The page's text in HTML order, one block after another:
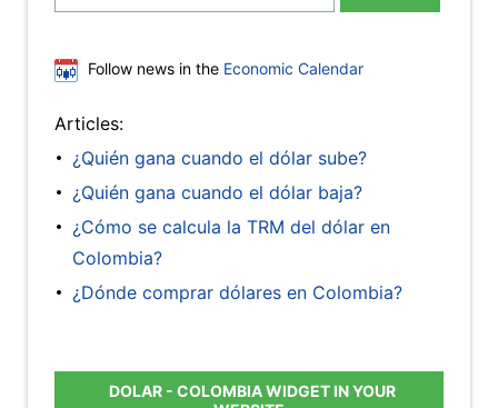
Follow news in the Economic Calendar
Articles:
¿Quién gana cuando el dólar sube?
¿Quién gana cuando el dólar baja?
¿Cómo se calcula la TRM del dólar en
Colombia?
¿Dónde comprar dólares en Colombia?
DOLAR - COLOMBIA WIDGET IN YOUR